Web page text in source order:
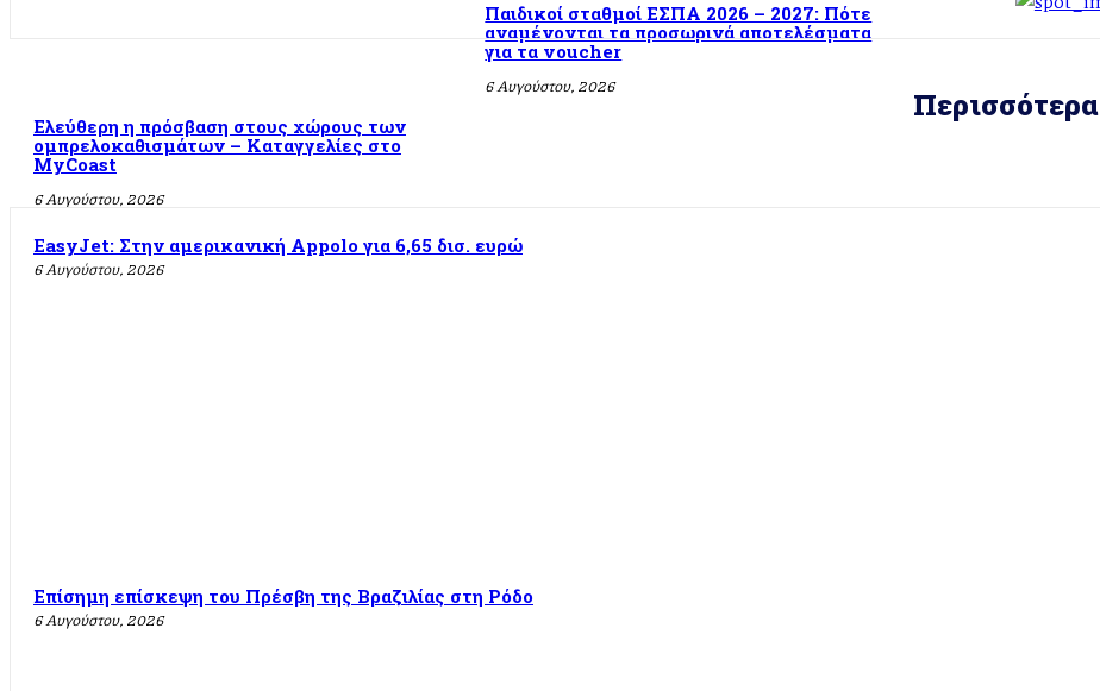
Παιδικοί σταθμοί ΕΣΠΑ 2026 – 2027: Πότε
αναμένονται τα προσωρινά αποτελέσματα
για τα voucher
6 Αυγούστου, 2026
Ελεύθερη η πρόσβαση στους χώρους των
ομπρελοκαθισμάτων – Καταγγελίες στο
MyCoast
6 Αυγούστου, 2026
Περισσότερα
EasyJet: Στην αμερικανική Appolo για 6,65 δισ. ευρώ
6 Αυγούστου, 2026
Επίσημη επίσκεψη του Πρέσβη της Βραζιλίας στη Ρόδο
6 Αυγούστου, 2026